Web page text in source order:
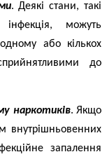
. Деякі стани, такі
можуть
або кількох
до
наркотиків. Якщо
внутрішньовенних
запалення